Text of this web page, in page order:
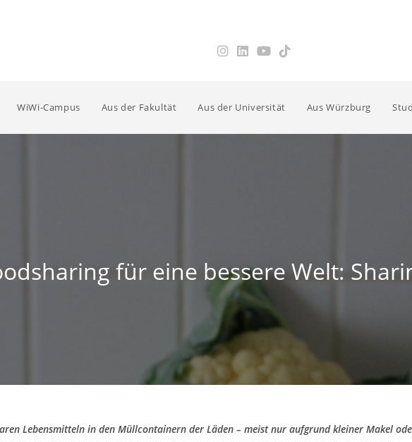
WiWi-Campus Aus der Fakultät Aus der Universität Aus Würzburg
für eine bessere Welt:
Lebensmitteln in den Müllcontainern der Läden – meist nur aufgrund kleiner Makel